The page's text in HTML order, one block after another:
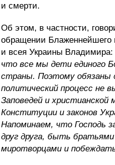
и смерти.
Об этом, в частности,
обращении Блаженнейшего
и всея Украины Владимира:
что все мы дети единого
страны. Поэтому обязаны
политический процесс не
Заповедей и христианской
Конституции и законов
Напоминаем, что Господь
друг друга, быть
миротворцами и